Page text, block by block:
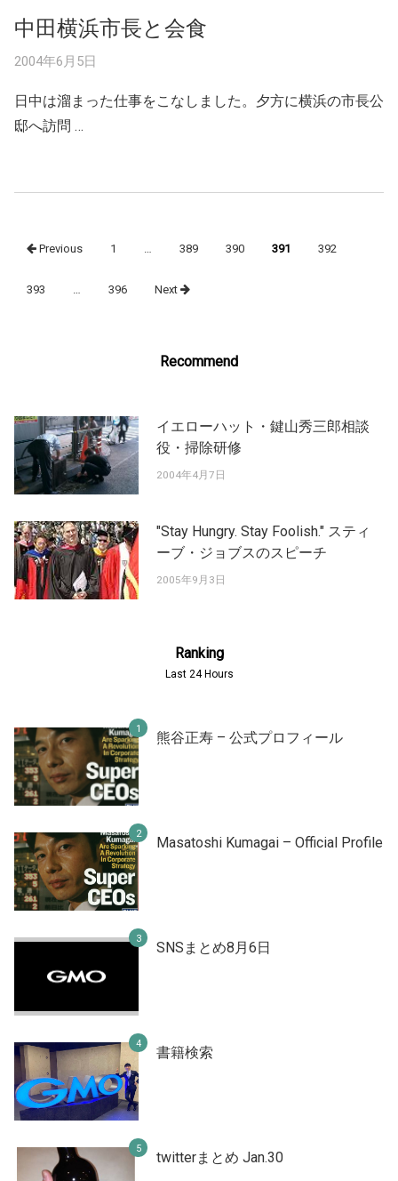
中田横浜市長と会食
2004年6月5日
日中は溜まった仕事をこなしました。夕方に横浜の市長公
邸へ訪問 …
navigation
Previous 1 389 390 391 392
393 396 Next
Recommend
イエローハット・鍵山秀三郎相談
役・掃除研修
2004年4月7日
"Stay Hungry. Stay Foolish." スティ
ーブ・ジョブスのスピーチ
2005年9月3日
Ranking
Last 24 Hours
熊谷正寿 – 公式プロフィール
Masatoshi Kumagai – Official Profile
SNSまとめ8月6日
書籍検索
twitterまとめ Jan.30